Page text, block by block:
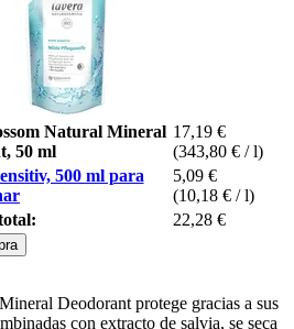
Natural Mineral
50 ml
17,19 €
(343,80 € / l)
500 ml para
5,09 €
(10,18 € / l)
22,28 €
Deodorant protege gracias a sus
con extracto de salvia, se seca